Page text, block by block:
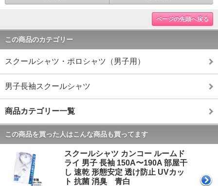
ページの先頭へ戻る
この商品のカテゴリー
スクールシャツ・ポロシャツ（男子用）
男子長袖スクールシャツ
商品カテゴリー一覧
この商品を買った人はこんな商品も買ってます
スクールシャツ カンコー ルームド
ライ 男子 長袖 150A〜190A 部屋干
し 速乾 形態安定 透け防止 UVカッ
ト 抗菌 消臭 青白